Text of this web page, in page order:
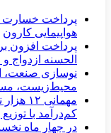
هواپیمایی کارون
الحسنه ازدواج
نوسازی صنعت،
محیط‌زیست،
کم‌درآمد با